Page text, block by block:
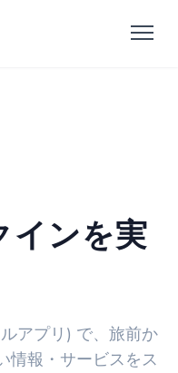
インを実
アプリ) で、旅前か
情報・サービスをス